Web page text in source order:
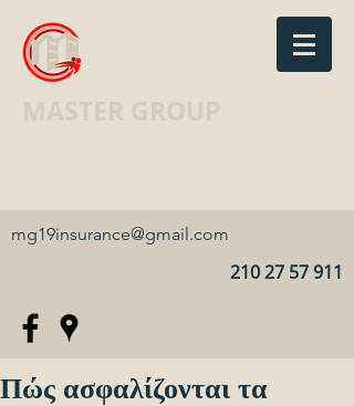
mg19insurance@gmail.com
210 27 57 911
Πώς ασφαλίζονται τα